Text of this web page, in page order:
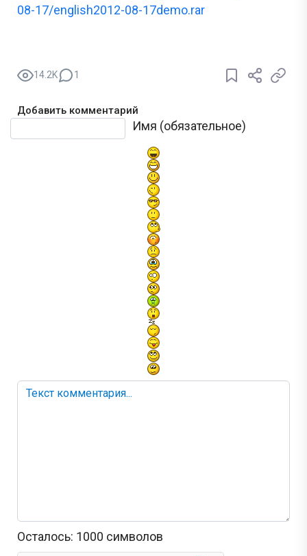
08-17/english2012-08-17demo.rar
14.2K 1
Добавить комментарий
Имя (обязательное)
Осталось: 1000 символов